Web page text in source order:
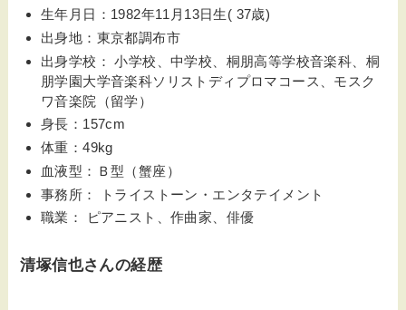
生年月日：1982年11月13日生( 37歳)
出身地：東京都調布市
出身学校： 小学校、中学校、桐朋高等学校音楽科、桐
朋学園大学音楽科ソリストディプロマコース、モスク
ワ音楽院（留学）
身長：157cm
体重：49kg
血液型：Ｂ型（蟹座）
事務所： トライストーン・エンタテイメント
職業： ピアニスト、作曲家、俳優
清塚信也さんの経歴